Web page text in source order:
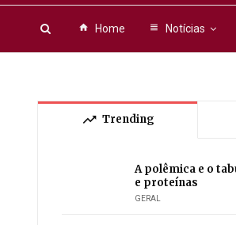
home Home view_headline Notícias
trending_up Trending
A polêmica e o
e proteínas
GERAL